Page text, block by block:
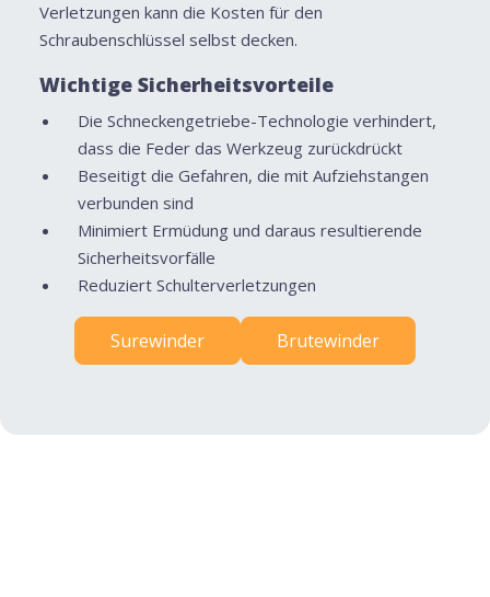
Verletzungen kann die Kosten für den
Schraubenschlüssel selbst decken.
Wichtige Sicherheitsvorteile
Die Schneckengetriebe-Technologie verhindert,
dass die Feder das Werkzeug zurückdrückt
Beseitigt die Gefahren, die mit Aufziehstangen
verbunden sind
Minimiert Ermüdung und daraus resultierende
Sicherheitsvorfälle
Reduziert Schulterverletzungen
Surewinder Brutewinder